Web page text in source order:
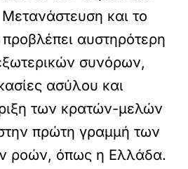
και το
αυστηρότερη
συνόρων,
ασύλου και
των κρατών-μελών
πρώτη γραμμή των
ροών, όπως η Ελλάδα.